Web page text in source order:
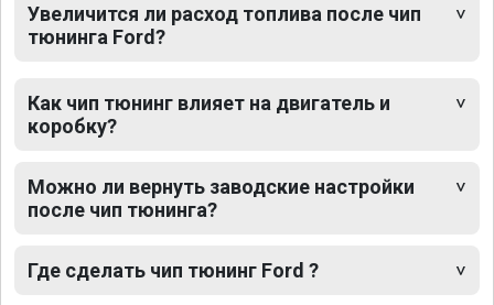
Увеличится ли расход топлива после чип
тюнинга Ford?
Как чип тюнинг влияет на двигатель и
коробку?
Можно ли вернуть заводские настройки
после чип тюнинга?
Где сделать чип тюнинг Ford ?